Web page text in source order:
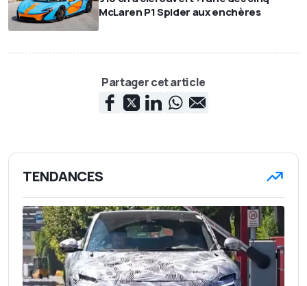
McLaren P1 Spider aux enchères
Partager cet article
TENDANCES